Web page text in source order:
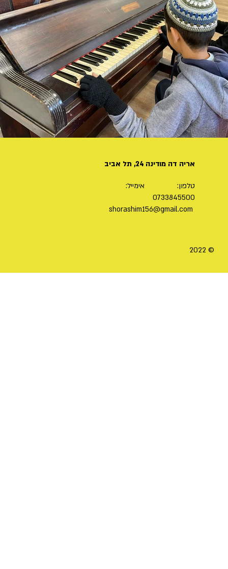
© 2022
אריה דה מודינה 24, תל אביב
טלפון: אימייל:
0733845500
shorashim156@gmail.com